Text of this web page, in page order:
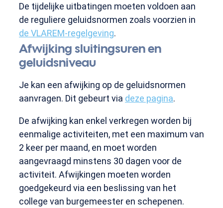
De tijdelijke uitbatingen moeten voldoen aan
de reguliere geluidsnormen zoals voorzien in
de VLAREM-regelgeving.
Afwijking sluitingsuren en
geluidsniveau
Je kan een afwijking op de geluidsnormen
aanvragen. Dit gebeurt via deze pagina.
De afwijking kan enkel verkregen worden bij
eenmalige activiteiten, met een maximum van
2 keer per maand, en moet worden
aangevraagd minstens 30 dagen voor de
activiteit. Afwijkingen moeten worden
goedgekeurd via een beslissing van het
college van burgemeester en schepenen.